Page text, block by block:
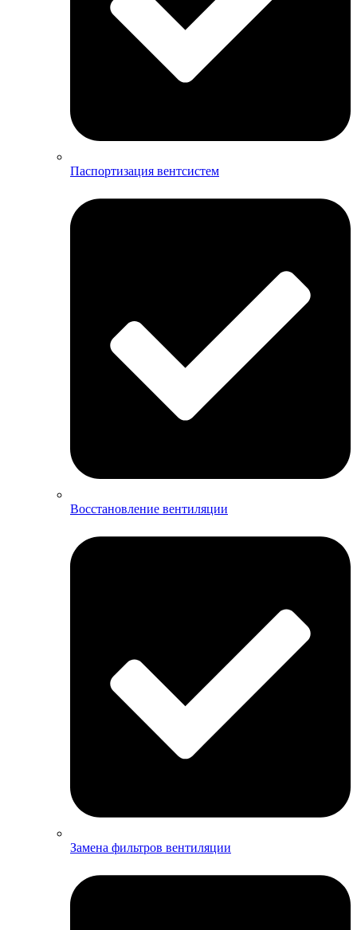
Паспортизация вентсистем
Восстановление вентиляции
Замена фильтров вентиляции